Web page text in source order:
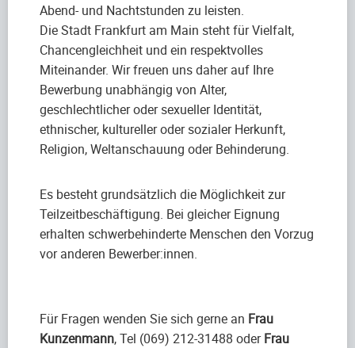
Abend- und Nachtstunden zu leisten.
Die Stadt Frankfurt am Main steht für Vielfalt,
Chancengleichheit und ein respektvolles
Miteinander. Wir freuen uns daher auf Ihre
Bewerbung unabhängig von Alter,
geschlechtlicher oder sexueller Identität,
ethnischer, kultureller oder sozialer Herkunft,
Religion, Weltanschauung oder Behinderung.
Es besteht grundsätzlich die Möglichkeit zur
Teilzeitbeschäftigung. Bei gleicher Eignung
erhalten schwerbehinderte Menschen den Vorzug
vor anderen Bewerber:innen.
Für Fragen wenden Sie sich gerne an Frau
Kunzenmann, Tel (069) 212-31488 oderFrau